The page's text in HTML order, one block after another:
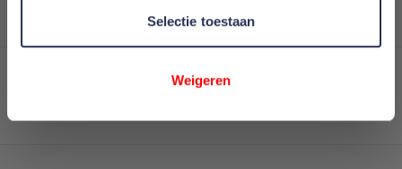
Selectie toestaan
Weigeren